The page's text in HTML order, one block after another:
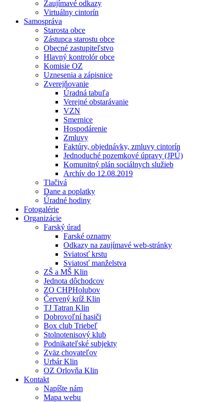
Zaujímavé odkazy
Virtuálny cintorín
Samospráva
Starosta obce
Zástupca starostu obce
Obecné zastupiteľstvo
Hlavný kontrolór obce
Komisie OZ
Uznesenia a zápisnice
Zverejňovanie
Úradná tabuľa
Verejné obstarávanie
VZN
Smernice
Hospodárenie
Zmluvy
Faktúry, objednávky, zmluvy cintorín
Jednoduché pozemkové úpravy (JPÚ)
Komunitný plán sociálnych služieb
Archív do 12.08.2019
Tlačivá
Dane a poplatky
Úradné hodiny
Fotogalérie
Organizácie
Farský úrad
Farské oznamy
Odkazy na zaujímavé web-stránky
Sviatosť krstu
Sviatosť manželstva
ZŠ a MŠ Klin
Jednota dôchodcov
ZO CHPHolubov
Červený kríž Klin
TJ Tatran Klin
Dobrovoľní hasiči
Box club Triebeľ
Stolnotenisový klub
Podnikateľské subjekty
Zväz chovateľov
Urbár Klin
OZ Orlovňa Klin
Kontakt
Napíšte nám
Mapa webu